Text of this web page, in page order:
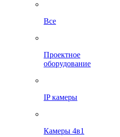
Все
Проектное
оборудование
IP камеры
Камеры 4в1